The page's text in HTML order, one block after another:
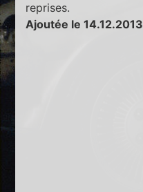
reprises.
Ajoutée le 14.12.2013